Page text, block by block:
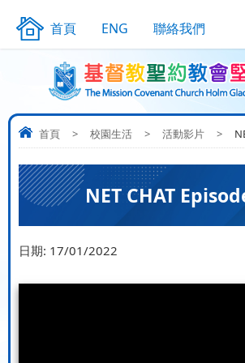
首頁 ENG 聯絡我們
首頁 > 校園生活 > 活動影片 >
NET CHAT
日期: 17/01/2022